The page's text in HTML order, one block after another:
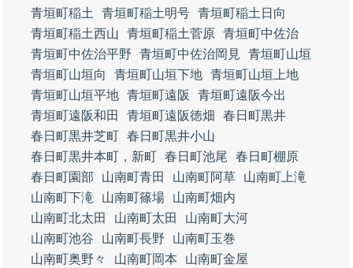
青垣町稲土
青垣町稲土明号 青垣町稲土日向
青垣町稲土西山
青垣町稲土菅原 青垣町中佐治
青垣町中佐治平野
青垣町中佐治岡見
青垣町山垣
青垣町山垣向
青垣町山垣下地 青垣町山垣上地
青垣町山垣平地 青垣町遠阪
青垣町遠阪今出
青垣町遠阪和田
青垣町遠阪徳畑
春日町黒井
春日町黒井芝町 春日町黒井小山
春日町黒井本町，新町 春日町池尾
春日町棚原
春日町園部
山南町青田 山南町阿草
山南町上滝
山南町下滝
山南町篠場
山南町畑内
山南町北太田
山南町太田
山南町大河
山南町池谷
山南町長野
山南町玉巻
山南町奥野々
山南町岡本
山南町金屋